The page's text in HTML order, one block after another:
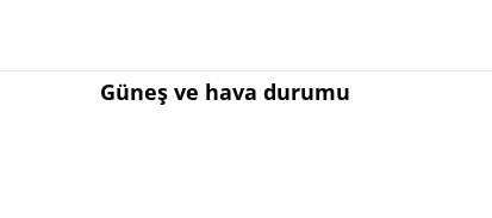
Güneş ve hava durumu